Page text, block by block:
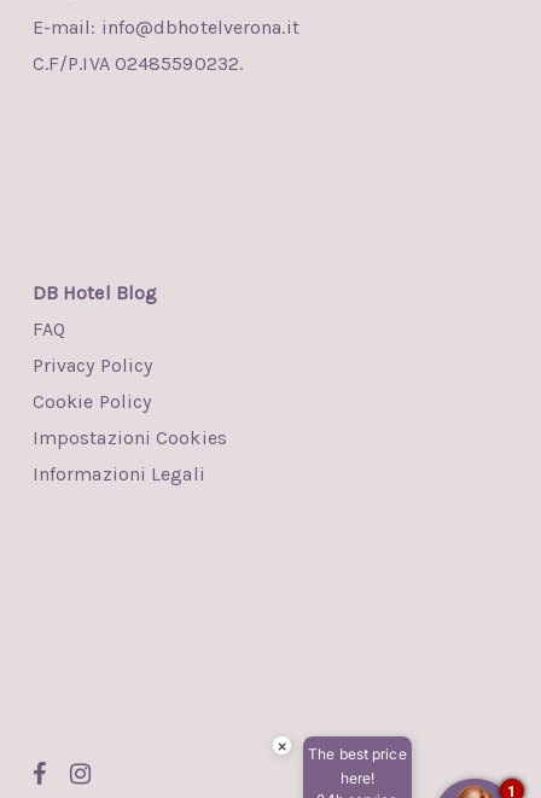
E-mail: info@dbhotelverona.it
C.F/P.IVA 02485590232.
DB Hotel Blog
FAQ
Privacy Policy
Cookie Policy
Impostazioni Cookies
Informazioni Legali
facebookinstagram
×
The best price
here!
1